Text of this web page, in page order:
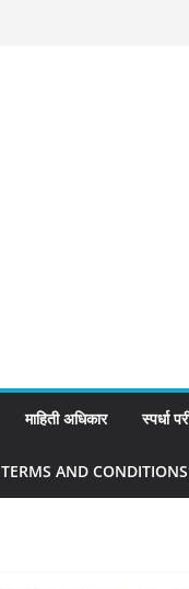
माहिती अधिकार स्पर्धा
TERMS AND CONDITIONS